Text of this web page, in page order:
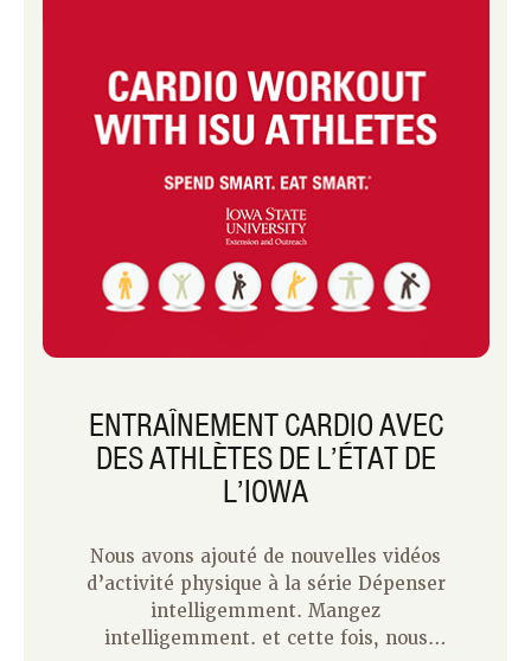
ENTRAÎNEMENT CARDIO AVEC
DES ATHLÈTES DE L’ÉTAT DE
L’IOWA
Nous avons ajouté de nouvelles vidéos
d’activité physique à la série Dépenser
intelligemment. Mangez
intelligemment. et cette fois, nous